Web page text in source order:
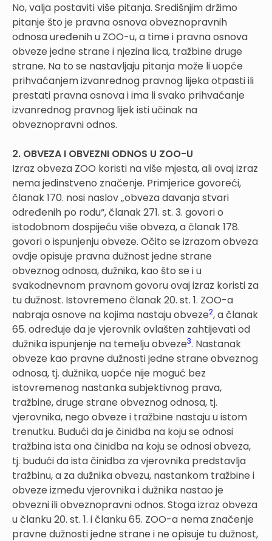
No, valja postaviti više pitanja. Središnjim držimo
pitanje što je pravna osnova obveznopravnih
odnosa uređenih u ZOO-u, a time i pravna osnova
obveze jedne strane i njezina lica, tražbine druge
strane. Na to se nastavljaju pitanja može li uopće
prihvaćanjem izvanrednog pravnog lijeka otpasti ili
prestati pravna osnova i ima li svako prihvaćanje
izvanrednog pravnog lijek isti učinak na
obveznopravni odnos.
2. OBVEZA I OBVEZNI ODNOS U ZOO-U
Izraz obveza ZOO koristi na više mjesta, ali ovaj izraz
nema jedinstveno značenje. Primjerice govoreći,
članak 170. nosi naslov „obveza davanja stvari
određenih po rodu“, članak 271. st. 3. govori o
istodobnom dospijeću više obveza, a članak 178.
govori o ispunjenju obveze. Očito se izrazom obveza
ovdje opisuje pravna dužnost jedne strane
obveznog odnosa, dužnika, kao što se i u
svakodnevnom pravnom govoru ovaj izraz koristi za
tu dužnost. Istovremeno članak 20. st. 1. ZOO-a
nabraja osnove na kojima nastaju obveze2, a članak
65. određuje da je vjerovnik ovlašten zahtijevati od
dužnika ispunjenje na temelju obveze3. Nastanak
obveze kao pravne dužnosti jedne strane obveznog
odnosa, tj. dužnika, uopće nije moguć bez
istovremenog nastanka subjektivnog prava,
tražbine, druge strane obveznog odnosa, tj.
vjerovnika, nego obveze i tražbine nastaju u istom
trenutku. Budući da je činidba na koju se odnosi
tražbina ista ona činidba na koju se odnosi obveza,
tj. budući da ista činidba za vjerovnika predstavlja
tražbinu, a za dužnika obvezu, nastankom tražbine i
obveze između vjerovnika i dužnika nastao je
obvezni ili obveznopravni odnos. Stoga izraz obveza
u članku 20. st. 1. i članku 65. ZOO-a nema značenje
pravne dužnosti jedne strane i ne opisuje tu dužnost,